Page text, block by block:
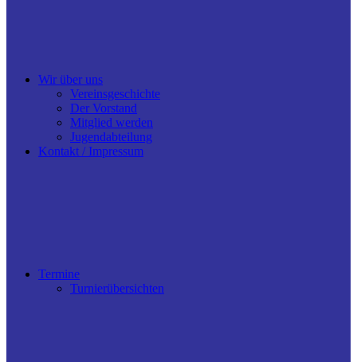
Wir über uns
Vereinsgeschichte
Der Vorstand
Mitglied werden
Jugendabteilung
Kontakt / Impressum
Termine
Turnierübersichten